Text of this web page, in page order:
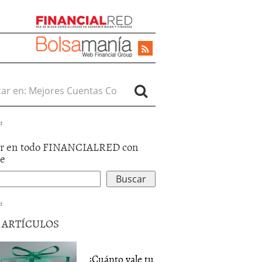
en:
en todo FINANCIALRED con
ARTÍCULOS
¿Cuánto vale tu